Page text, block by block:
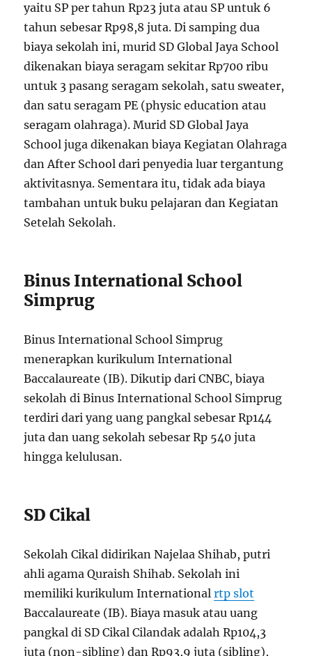
yaitu SP per tahun Rp23 juta atau SP untuk 6
tahun sebesar Rp98,8 juta. Di samping dua
biaya sekolah ini, murid SD Global Jaya School
dikenakan biaya seragam sekitar Rp700 ribu
untuk 3 pasang seragam sekolah, satu sweater,
dan satu seragam PE (physic education atau
seragam olahraga). Murid SD Global Jaya
School juga dikenakan biaya Kegiatan Olahraga
dan After School dari penyedia luar tergantung
aktivitasnya. Sementara itu, tidak ada biaya
tambahan untuk buku pelajaran dan Kegiatan
Setelah Sekolah.
Binus International School
Simprug
Binus International School Simprug
menerapkan kurikulum International
Baccalaureate (IB). Dikutip dari CNBC, biaya
sekolah di Binus International School Simprug
terdiri dari yang uang pangkal sebesar Rp144
juta dan uang sekolah sebesar Rp 540 juta
hingga kelulusan.
SD Cikal
Sekolah Cikal didirikan Najelaa Shihab, putri
ahli agama Quraish Shihab. Sekolah ini
memiliki kurikulum Internationalrtp slot
Baccalaureate (IB). Biaya masuk atau uang
pangkal di SD Cikal Cilandak adalah Rp104,3
juta (non-sibling) dan Rp93,9 juta (sibling),